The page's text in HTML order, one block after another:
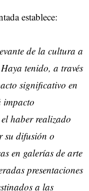
establece:
de la cultura a
tenido, a través
significativo en
impacto
haber realizado
su difusión o
en galerías de arte
presentaciones
a las